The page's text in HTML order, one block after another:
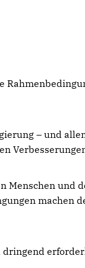
– und
und
machen
dringend